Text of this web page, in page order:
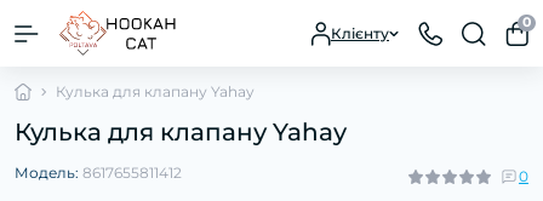
Клієнту
0
Кулька для клапану Yahay
Кулька для клапану Yahay
Модель: 8617655811412 0